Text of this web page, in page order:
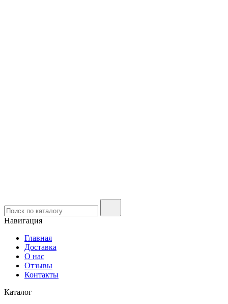
Навигация
Главная
Доставка
О нас
Отзывы
Контакты
Каталог